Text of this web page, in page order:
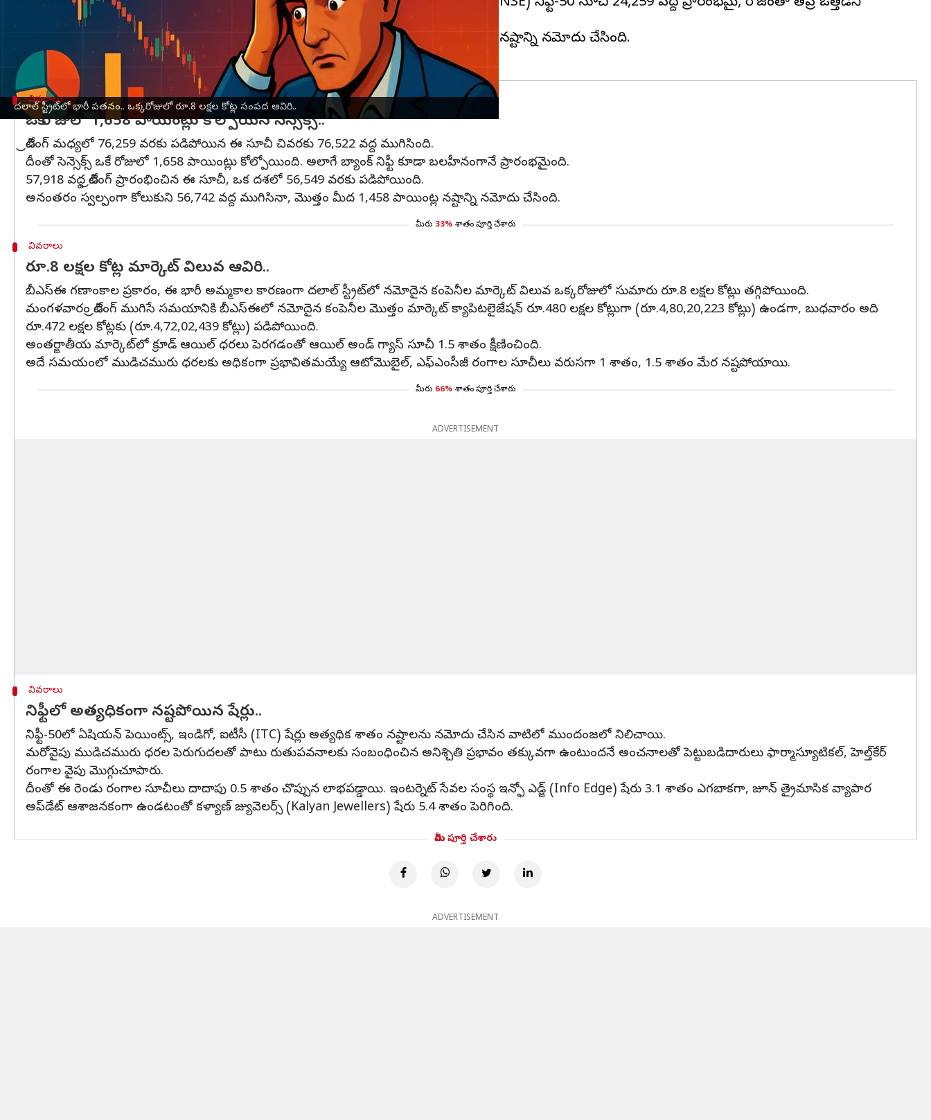
దలాల్ స్ట్రీట్‌లో భారీ పతనం.. ఒక్కరోజులో రూ.8 లక్షల కోట్ల సంపద ఆవిరి..
ఎదుర్కొంది.
ట్రేడింగ్ ముగిసే సమయానికి 23,897 వద్ద స్థిరపడుతూ, ఒకే రోజులో దాదాపు 500 పాయింట్ల నష్టాన్ని నమోదు చేసింది.
వివరాలు
ఒకే రోజులో 1,658 పాయింట్లు కోల్పోయిన సెన్సెక్స్..
ట్రేడింగ్ మధ్యలో 76,259 వరకు పడిపోయిన ఈ సూచీ చివరకు 76,522 వద్ద ముగిసింది.
దీంతో సెన్సెక్స్ ఒకే రోజులో 1,658 పాయింట్లు కోల్పోయింది. అలాగే బ్యాంక్ నిఫ్టీ కూడా బలహీనంగానే ప్రారంభమైంది.
57,918 వద్ద ట్రేడింగ్ ప్రారంభించిన ఈ సూచీ, ఒక దశలో 56,549 వరకు పడిపోయింది.
అనంతరం స్వల్పంగా కోలుకుని 56,742 వద్ద ముగిసినా, మొత్తం మీద 1,458 పాయింట్ల నష్టాన్ని నమోదు చేసింది.
మీరు 33% శాతం పూర్తి చేశారు
వివరాలు
రూ.8 లక్షల కోట్ల మార్కెట్ విలువ ఆవిరి..
బీఎస్ఈ గణాంకాల ప్రకారం, ఈ భారీ అమ్మకాల కారణంగా దలాల్ స్ట్రీట్‌లో నమోదైన కంపెనీల మార్కెట్ విలువ ఒక్కరోజులో సుమారు రూ.8 లక్షల కోట్లు తగ్గిపోయింది.
మంగళవారం ట్రేడింగ్ ముగిసే సమయానికి బీఎస్ఈలో నమోదైన కంపెనీల మొత్తం మార్కెట్ క్యాపిటలైజేషన్ రూ.480 లక్షల కోట్లుగా (రూ.4,80,20,223 కోట్లు) ఉండగా, బుధవారం అది
రూ.472 లక్షల కోట్లకు (రూ.4,72,02,439 కోట్లు) పడిపోయింది.
అంతర్జాతీయ మార్కెట్‌లో క్రూడ్ ఆయిల్ ధరలు పెరగడంతో ఆయిల్ అండ్ గ్యాస్ సూచీ 1.5 శాతం క్షీణించింది.
అదే సమయంలో ముడిచమురు ధరలకు అధికంగా ప్రభావితమయ్యే ఆటోమొబైల్, ఎఫ్‌ఎంసీజీ రంగాల సూచీలు వరుసగా 1 శాతం, 1.5 శాతం మేర నష్టపోయాయి.
మీరు 66% శాతం పూర్తి చేశారు
ADVERTISEMENT
వివరాలు
నిఫ్టీలో అత్యధికంగా నష్టపోయిన షేర్లు..
నిఫ్టీ-50లో ఏషియన్ పెయింట్స్, ఇండిగో, ఐటీసీ (ITC) షేర్లు అత్యధిక శాతం నష్టాలను నమోదు చేసిన వాటిలో ముందంజలో నిలిచాయి.
మరోవైపు ముడిచమురు ధరల పెరుగుదలతో పాటు రుతుపవనాలకు సంబంధించిన అనిశ్చితి ప్రభావం తక్కువగా ఉంటుందనే అంచనాలతో పెట్టుబడిదారులు ఫార్మాస్యూటికల్, హెల్త్‌కేర్
రంగాల వైపు మొగ్గుచూపారు.
దీంతో ఈ రెండు రంగాల సూచీలు దాదాపు 0.5 శాతం చొప్పున లాభపడ్డాయి. ఇంటర్నెట్ సేవల సంస్థ ఇన్ఫో ఎడ్జ్ (Info Edge) షేరు 3.1 శాతం ఎగబాకగా, జూన్ త్రైమాసిక వ్యాపార
అప్‌డేట్ ఆశాజనకంగా ఉండటంతో కళ్యాణ్ జ్యువెలర్స్ (Kalyan Jewellers) షేరు 5.4 శాతం పెరిగింది.
మీరు పూర్తి చేశారు
ADVERTISEMENT